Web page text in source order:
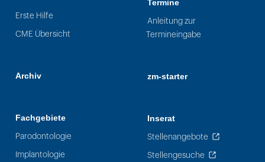
Erste Hilfe
CME Übersicht
Archiv
Fachgebiete
Parodontologie
Implantologie
Termine
Anleitung zur
Termineingabe
zm-starter
Inserat
Stellenangebote
Stellengesuche